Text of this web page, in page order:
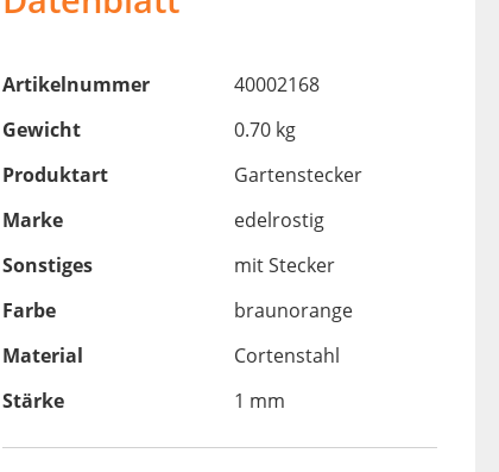
Artikelnummer
40002168
Gewicht
0.70 kg
Produktart
Gartenstecker
Marke
edelrostig
Sonstiges
mit Stecker
Farbe
braunorange
Material
Cortenstahl
Stärke
1 mm